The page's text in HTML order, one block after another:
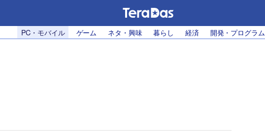
PC・モバイル ゲーム ネタ・興味 暮らし 経済 開発・プログラム